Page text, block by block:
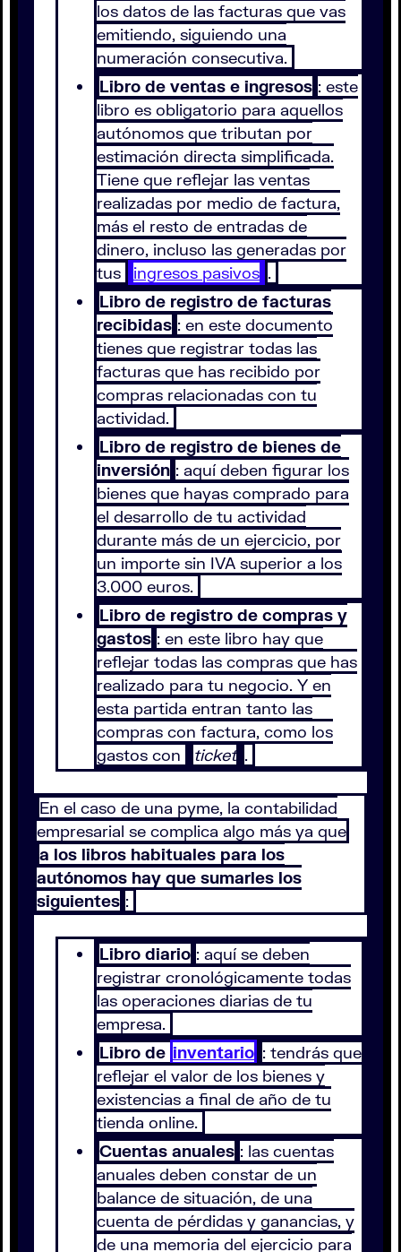
los datos de las facturas que vas
emitiendo, siguiendo una
numeración consecutiva.
Libro de ventas e ingresos : este
libro es obligatorio para aquellos
autónomos que tributan por
estimación directa simplificada.
Tiene que reflejar las ventas
realizadas por medio de factura,
más el resto de entradas de
dinero, incluso las generadas por
tus
ingresos pasivos .
Libro de registro de facturas
recibidas : en este documento
tienes que registrar todas las
facturas que has recibido por
compras relacionadas con tu
actividad.
Libro de registro de bienes de
inversión : aquí deben figurar los
bienes que hayas comprado para
el desarrollo de tu actividad
durante más de un ejercicio, por
un importe sin IVA superior a los
3.000 euros.
Libro de registro de compras y
gastos : en este libro hay que
reflejar todas las compras que has
realizado para tu negocio. Y en
esta partida entran tanto las
compras con factura, como los
gastos con
ticket .
En el caso de una pyme, la contabilidad
empresarial se complica algo más ya que
a los libros habituales para los
autónomos hay que sumarles los
siguientes :
Libro diario : aquí se deben
registrar cronológicamente todas
las operaciones diarias de tu
empresa.
Libro de inventario : tendrás que
reflejar el valor de los bienes y
existencias a final de año de tu
tienda online.
Cuentas anuales : las cuentas
anuales deben constar de un
balance de situación, de una
cuenta de pérdidas y ganancias, y
de una memoria del ejercicio para